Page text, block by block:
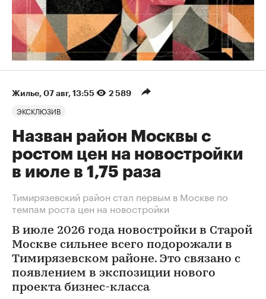
Жилье 07 авг, 13:55 2 589
ЭКСКЛЮЗИВ
Назван район Москвы с
ростом цен на новостройки
в июле в 1,75 раза
Тимирязевский район стал первым в Москве по
темпам роста цен на новостройки
В июле 2026 года новостройки в Старой
Москве сильнее всего подорожали в
Тимирязевском районе. Это связано с
появлением в экспозиции нового
проекта бизнес-класса